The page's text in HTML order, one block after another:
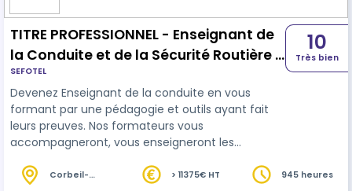
TITRE PROFESSIONNEL - Enseignant de
la Conduite et de la Sécurité Routière -
ECSR - CCP1 et CCP2
SEFOTEL
Devenez Enseignant de la conduite en vous
formant par une pédagogie et outils ayant fait
leurs preuves. Nos formateurs vous
accompagneront, vous enseigneront les
l'enseignement de la conduite et de la sécurité
10
Très bien
Corbeil-
> 11375€ HT 945 heures